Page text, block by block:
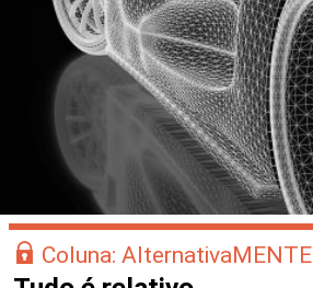
Coluna: AlternativaMENTE